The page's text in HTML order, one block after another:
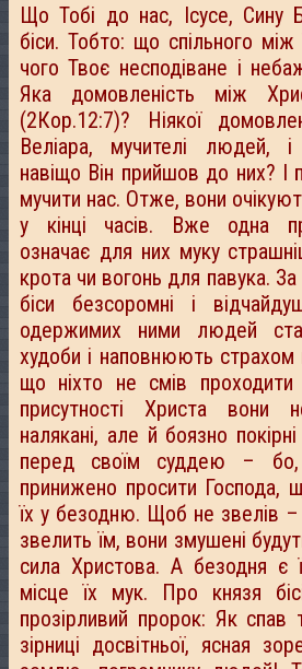
Що Тобі до нас, Ісусе, Сину
біси. Тобто: що спільного
чого Твоє несподіване і
Яка домовленість між
(2Кор.12:7)? Ніякої
Веліара, мучителі людей,
навіщо Він прийшов до них? І
мучити нас. Отже, вони
у кінці часів. Вже одна
означає для них муку
крота чи вогонь для павука. За
біси безсоромні і
одержимих ними людей
худоби і наповнюють
що ніхто не смів
присутності Христа вони
налякані, але й боязно
перед своїм суддею –
принижено просити Господа,
їх у безодню. Щоб не звелів
звелить їм, вони змушені
сила Христова. А безодня є
місце їх мук. Про князя
прозірливий пророк: Як
зірниці досвітньої, ясная